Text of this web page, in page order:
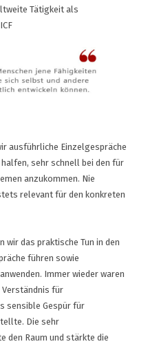
Tätigkeit als
ausführliche Einzelgespräche
sehr schnell bei den für
anzukommen. Nie
relevant für den konkreten
das praktische Tun in den
führen sowie
Immer wieder waren
Verständnis für
sensible Gespür für
Die sehr
den Raum und stärkte die